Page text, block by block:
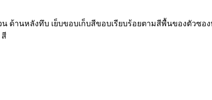
ด้านหลังทึบ เย็บขอบเก็บสีขอบเรียบร้อยตามสีพื้นของตัวซอ
สี